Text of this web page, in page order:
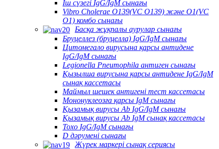
Іш сүзегі IgG/IgM сынағы
Vibro Cholerae O139(VC O139) және O1(VC
O1) комбо сынағы
Басқа жұқпалы аурулар сынағы
Бруцеллез (бруцелла) IgG/IgM сынағы
Цитомегало вирусына қарсы антидене
IgG/IgM сынағы
Legionella Pneumophila антиген сынағы
Қызылша вирусына қарсы антидене IgG/IgM
сынақ кассетасы
Маймыл шешек антигені тест кассетасы
Мононуклеозға қарсы IgM сынағы
Қызамық вирусы Ab IgG/IgM сынағы
Қызамық вирусы Ab IgM сынақ кассетасы
Toxo IgG/IgM сынағы
D дәрумені сынағы
Жүрек маркері сынақ сериясы